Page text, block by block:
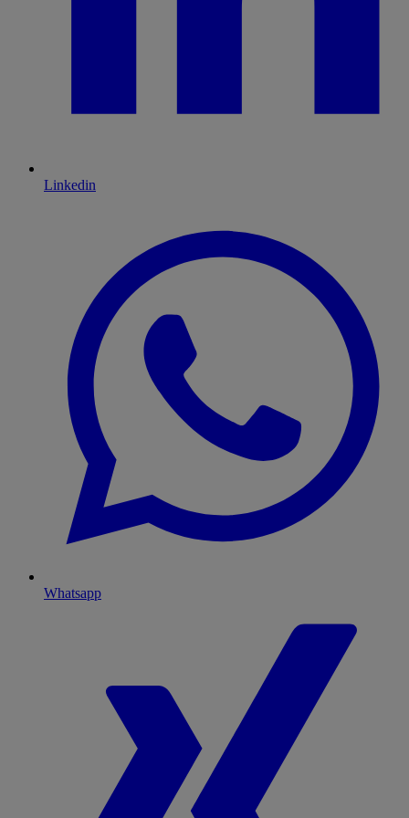
Linkedin
Whatsapp